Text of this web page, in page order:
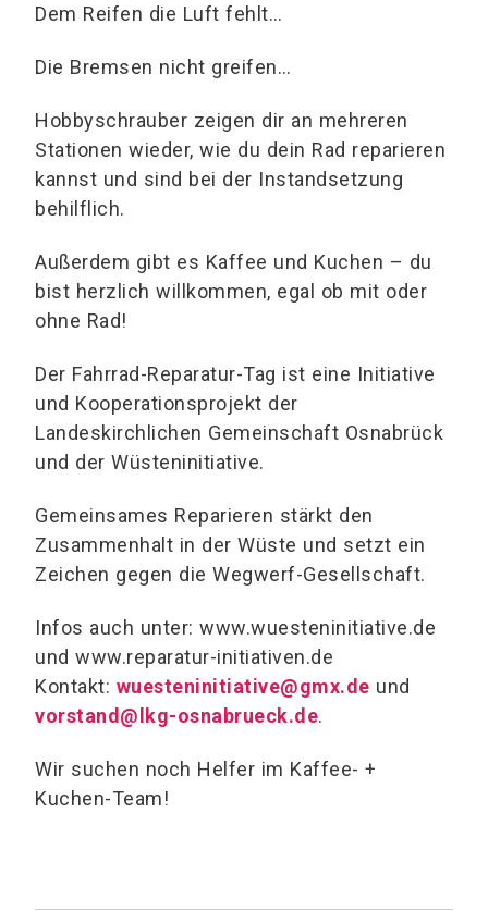
Dem Reifen die Luft fehlt…
Die Bremsen nicht greifen…
Hobbyschrauber zeigen dir an mehreren
Stationen wieder, wie du dein Rad reparieren
kannst und sind bei der Instandsetzung
behilflich.
Außerdem gibt es Kaffee und Kuchen – du
bist herzlich willkommen, egal ob mit oder
ohne Rad!
Der Fahrrad-Reparatur-Tag ist eine Initiative
und Kooperationsprojekt der
Landeskirchlichen Gemeinschaft Osnabrück
und der Wüsteninitiative.
Gemeinsames Reparieren stärkt den
Zusammenhalt in der Wüste und setzt ein
Zeichen gegen die Wegwerf-Gesellschaft.
Infos auch unter: www.wuesteninitiative.de
und www.reparatur-initiativen.de
Kontakt: wuesteninitiative@gmx.de und
vorstand@lkg-osnabrueck.de.
Wir suchen noch Helfer im Kaffee- +
Kuchen-Team!